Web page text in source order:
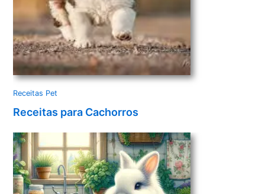
Receitas Pet
Receitas para Cachorros